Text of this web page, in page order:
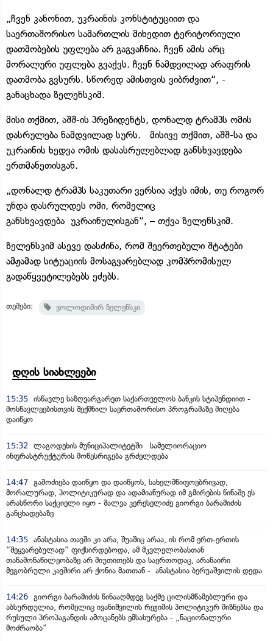
„ჩვენ კანონით, უკრაინის კონსტიტუციით და
საერთაშორისო სამართლის მიხედით ტერიტორიული
დათმობების უფლება არ გაგვაჩნია. ჩვენ ამის არც
მორალური უფლება გვაქვს. ჩვენ ნამდვილად არაფრის
დათმობა გვსურს. სწორედ ამისთვის ვიბრძვით“, -
განაცხადა ზელენსკიმ.
მისი თქმით, აშშ-ის პრეზიდენტს, დონალდ ტრამპს ომის
დასრულება ნამდვილად სურს. მისივე თქმით, აშშ-სა და
უკრაინის ხედვა ომის დასასრულებლად განსხვავდება
ერთმანეთისგან.
„დონალდ ტრამპს საკუთარი ვერსია აქვს იმის, თუ როგორ
უნდა დასრულდეს ომი, რომელიც
განსხვავდება უკრაინულისგან“, – თქვა ზელენსკიმ.
ზელენსკიმ ასევე დასძინა, რომ შეერთებული შტატები
ამჟამად სიტუაციის მოსაგვარებლად კომპრომისულ
გადაწყვეტილებებს ეძებს.
თემები: ვოლოდიმირ ზელენსკი
დღის სიახლეები
15:35 ისწავლე საზღვარგარეთ საქართველოს ბანკის სტიპენდიით -
მოსწავლეებისთვის შექმნილ საერთაშორისო პროგრამაზე მიღება
დაიწყო
15:32
ლაგოდეხის მუნიციპალიტეტში სამელიორაციო
ინფრასტრუქტურის მოწესრიგება გრძელდება
14:47 გამოძიება დაიწყო და დაიწყოს, სახელმწიფოებრივად,
მორალურად, პოლიტიკურად და ადამიანურად იმ გმირების წინაშე ეს
არასწორი საქციელი იყო - შალვა კერესელიძე გიორგი ბარამიძის
განცხადებაზე
14:35 ანასტასია თავში კი არა, შუაშიც არაა,.ის რომ ერთ-ერთის
“შეყვარებულად” ფიქსირდებოდა, ამ მკვლელობასთან
თანამონაწილეობაზე არ მიუთითებს და საერთოდაც, არანაირი
მეგობრული კავშირი არ ქონია მათთან - ანასტასია ბერუაშვილის დედა
14:26 გიორგი ბარამიძის წინააღმდეგ საქმე ცილისმწამებლური და
აბსურდულია, რომელიც ივანიშვილის რეჟიმის პოლიტიკურ მიზნებსა და
რუსული პროპაგანდის ამოცანებს ემსახურება - „ნაციონალური
მოძრაობა”